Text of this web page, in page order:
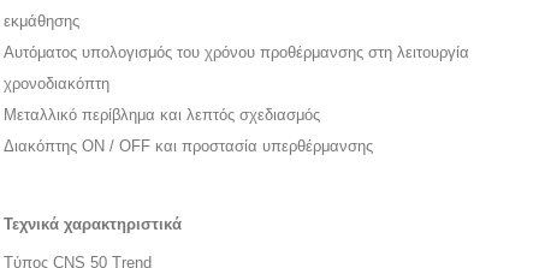
εκμάθησης
Αυτόματος υπολογισμός του χρόνου προθέρμανσης στη λειτουργία
χρονοδιακόπτη
Μεταλλικό περίβλημα και λεπτός σχεδιασμός
Διακόπτης ON / OFF και προστασία υπερθέρμανσης
Τεχνικά χαρακτηριστικά
Tύπος CNS 50 Trend